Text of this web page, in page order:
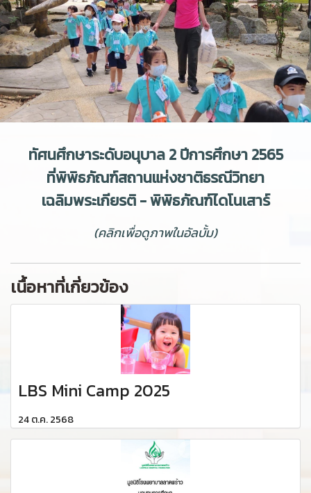
ทัศนศึกษาระดับอนุบาล 2 ปีการศึกษา 2565
ที่พิพิธภัณฑ์สถานแห่งชาติธรณีวิทยา
เฉลิมพระเกียรติ - พิพิธภัณฑ์ไดโนเสาร์
(คลิกเพื่อดูภาพในอัลบั้ม)
เนื้อหาที่เกี่ยวข้อง
LBS Mini Camp 2025
24 ต.ค. 2568